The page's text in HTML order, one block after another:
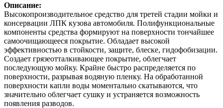
Описание:
Высокопроизводительное средство для третей стадии мойки и
консервации ЛПК кузова автомобиля. Полифункциональные
компоненты средства формируют на поверхности тончайшее
самоочищающееся покрытие. Обладает высокой
эффективностью в стойкости, защите, блеске, гидофобизации.
Создает грязеотталкивающее покрытие, облегчает
последующую мойку. Крайне быстро распределяется по
поверхности, разрывая водяную пленку. На обработанной
поверхности капли воды моментально скатываются, что
значительно облегчает сушку и устраняется возможность
появления разводов.